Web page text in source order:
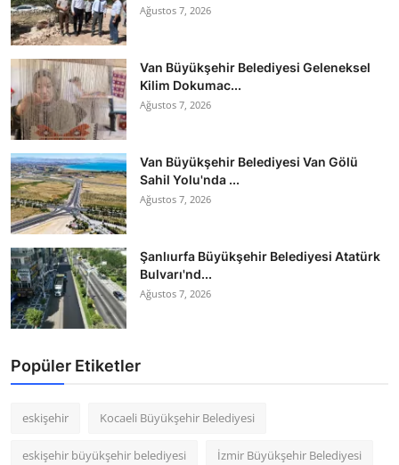
Ağustos 7, 2026
Van Büyükşehir Belediyesi Geleneksel
Kilim Dokumac...
Ağustos 7, 2026
Van Büyükşehir Belediyesi Van Gölü
Sahil Yolu'nda ...
Ağustos 7, 2026
Şanlıurfa Büyükşehir Belediyesi Atatürk
Bulvarı'nd...
Ağustos 7, 2026
Popüler Etiketler
eskişehir Kocaeli Büyükşehir Belediyesi
eskişehir büyükşehir belediyesi İzmir Büyükşehir Belediyesi